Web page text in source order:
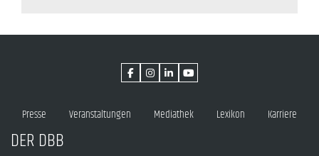
Presse Veranstaltungen Mediathek Lexikon Karriere
DER DBB